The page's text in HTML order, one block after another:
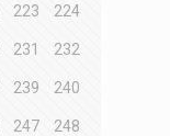
223 224
231 232
239 240
247 248